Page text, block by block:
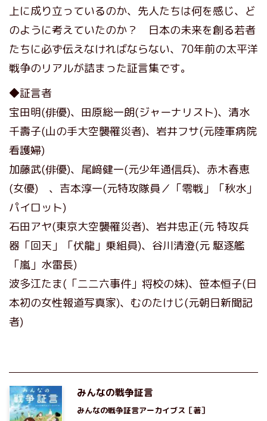
上に成り立っているのか、先人たちは何を感じ、ど
のように考えていたのか？ 日本の未来を創る若者
たちに必ず伝えなければならない、70年前の太平洋
戦争のリアルが詰まった証言集です。
◆証言者
宝田明(俳優)、田原総一朗(ジャーナリスト)、清水
千壽子(山の手大空襲罹災者)、岩井フサ(元陸軍病院
看護婦)
加藤武(俳優)、尾﨑健一(元少年通信兵)、赤木春恵
(女優) 、吉本淳一(元特攻隊員／「零戦」「秋水」
パイロット)
石田アヤ(東京大空襲罹災者)、岩井忠正(元 特攻兵
器「回天」「伏龍」乗組員)、谷川清澄(元 駆逐艦
「嵐」水雷長)
波多江たま(「二二六事件」将校の妹)、笹本恒子(日
本初の女性報道写真家)、むのたけじ(元朝日新聞記
者)
みんなの戦争証言
みんなの戦争証言アーカイブス ［著］